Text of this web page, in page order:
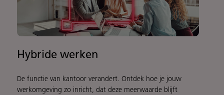
Hybride werken
De functie van kantoor verandert. Ontdek hoe je jouw
werkomgeving zo inricht, dat deze meerwaarde blijft